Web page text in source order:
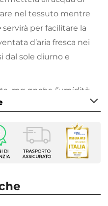
nel tessuto mentre
servirà per facilitare la
d’aria fresca nei
dal sole diurno e
ma anche l’umidità
Cannes.
stagione dopo
cover protettiva:
l’ombrelloneda
nuovo.